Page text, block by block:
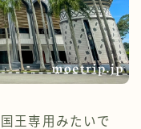
王専用みたいで